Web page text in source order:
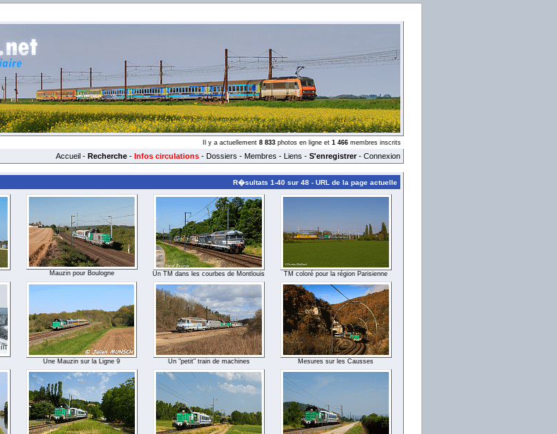
Il y a actuellement 8 833 photos en ligne et 1 466 membres inscrits
Accueil - Recherche - Infos circulations - Dossiers - Membres - Liens - S'enregistrer- Connexion
R�sultats 1-40 sur 48 - URL de la page actuelle
Mauzin pour Boulogne Un TM dans les courbes de Montlouis TM coloré pour la région Parisienne
Une Mauzin sur la Ligne 9 Un "petit" train de machines Mesures sur les Causses